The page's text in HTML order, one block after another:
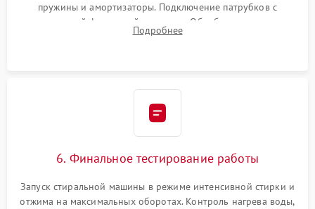
пружины и амортизаторы. Подключение патрубков с
надежной фиксацией хомутами. Обработка стыков
герметиком для предотвращения возможных протечек воды.
Подробнее
6. Финальное тестирование работы
Запуск стиральной машины в режиме интенсивной стирки и
отжима на максимальных оборотах. Контроль нагрева воды,